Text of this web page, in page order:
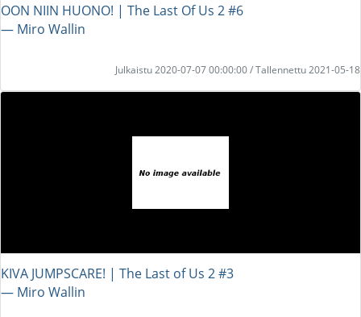
OON NIIN HUONO! | The Last Of Us 2 #6
― Miro Wallin
Julkaistu 2020-07-07 00:00:00 / Tallennettu 2021-05-18
KIVA JUMPSCARE! | The Last of Us 2 #3
― Miro Wallin